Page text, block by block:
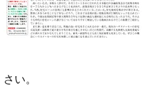
さい。